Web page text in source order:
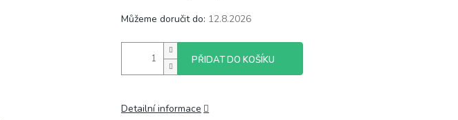
Můžeme doručit do: 12.8.2026
PŘIDAT DO KOŠÍKU
Detailní informace